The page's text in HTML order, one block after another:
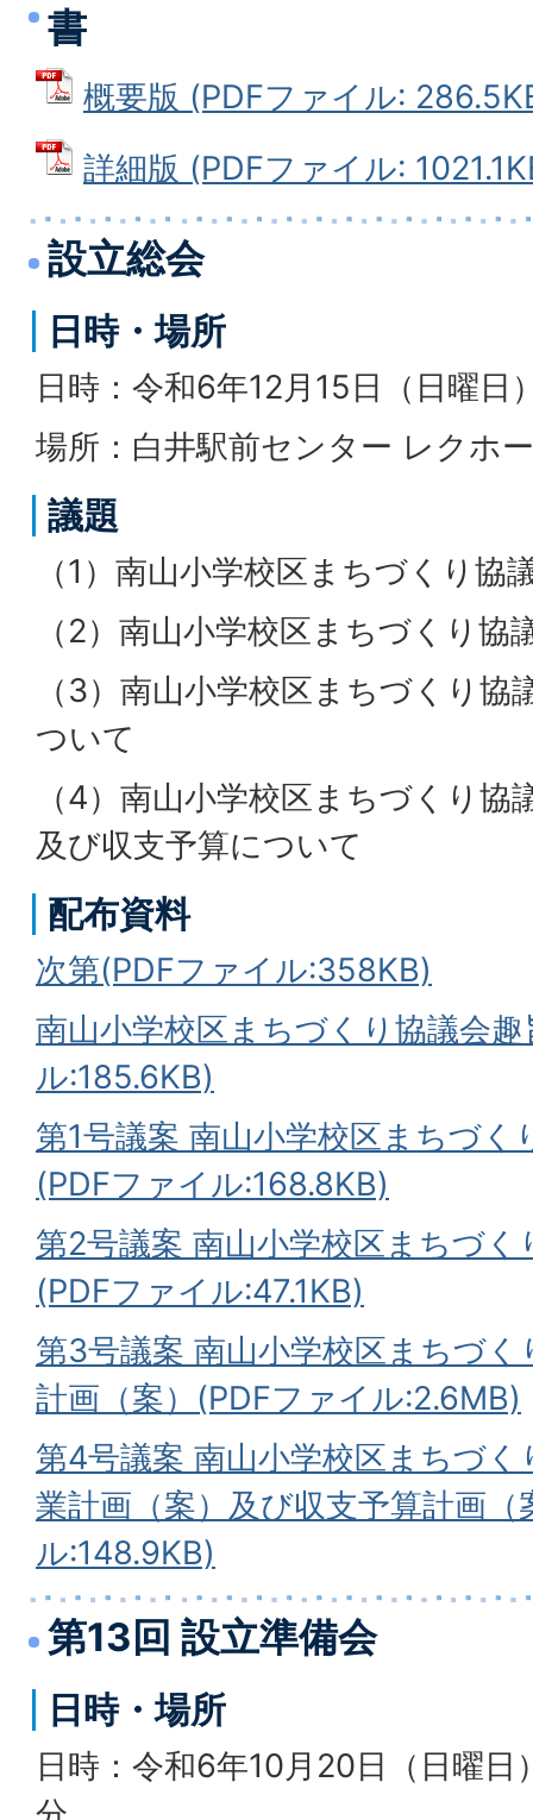
書
概要版 (PDFファイル:
詳細版 (PDFファイル:
設立総会
日時・場所
日時：令和6年12月15日（日曜日
場所：白井駅前センター レクホ
議題
（1）南山小学校区まちづくり協
（2）南山小学校区まちづくり協
（3）南山小学校区まちづくり
ついて
（4）南山小学校区まちづくり協
及び収支予算について
配布資料
次第(PDFファイル:358KB)
南山小学校区まちづくり協議会
ル:185.6KB)
第1号議案 南山小学校区まちづく
(PDFファイル:168.8KB)
第2号議案 南山小学校区まちづく
(PDFファイル:47.1KB)
第3号議案 南山小学校区まちづ
計画（案）(PDFファイル:2.6MB)
第4号議案 南山小学校区まちづ
業計画（案）及び収支予算計画
ル:148.9KB)
第13回 設立準備会
日時・場所
日時：令和6年10月20日（日曜